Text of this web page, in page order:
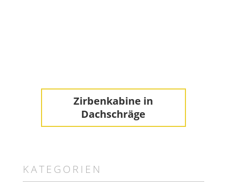
Zirbenkabine in
Dachschräge
KATEGORIEN